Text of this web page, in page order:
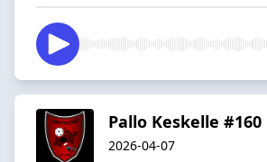
Pallo Keskelle #160
2026-04-07